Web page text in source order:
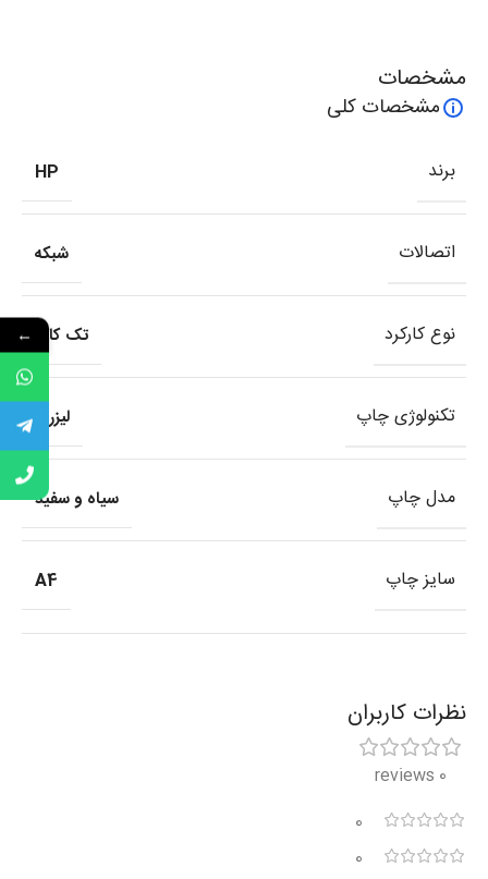
مشخصات
مشخصات کلی
برند HP
اتصالات شبکه
نوع کارکرد تک کاره
تکنولوژی چاپ لیزری
مدل چاپ سیاه و سفید
سایز چاپ A4
نظرات کاربران
0 reviews
0
0
←